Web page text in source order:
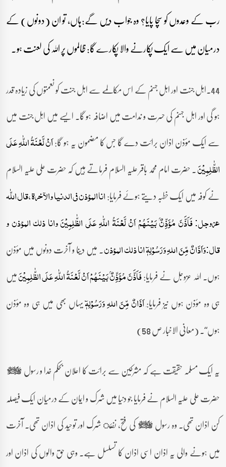
رب کے وعدوں کو سچا پایا؟ وہ جواب دیں گے:ہاں، تو ان (دونوں) کے
درمیان میں سے ایک پکارنے والا پکارے گا: ظالموں پر اللہ کی لعنت ہو۔
44۔اہل جنت اور اہل جہنم کے اس مکالمے سے اہل جنت کو نعمتوں کی زیادہ قدر
ہو گی اور اہل جہنم کی حسرت و ندامت میں اضافہ ہو گا۔ ایسے میں اہل جنت میں
سے ایک مؤذن اذان برائت دے گا جس کا مضمون یہ ہو گا:اَنۡ لَّعۡنَۃُ اللّٰہِ عَلَی
الظّٰلِمِیۡنَ۔ حضرت امام محمد باقر علیہ السلام فرماتے ہیں کہ حضرت علی علیہ السلام
نے کوفہ میں ایک خطبہ دیتے ہوئے فرمایا:انا المؤذن فی الدنیا والآخرۃ، قال اللّٰہ
عزوجل: فَاَذَّنَ مُؤَذِّنٌۢ بَیۡنَہُمۡ اَنۡ لَّعۡنَۃُ اللّٰہِ عَلَی الظّٰلِمِیۡنَ وانا ذلک المؤذن و
قال:وَاَذَانٌ مِّنَ اللہِ وَرَسُوْلِہٖٓ انا ذلک المؤذن۔ میں دینا و آخرت دونوں میں مؤذن
ہوں۔ اللہ عزوجل نے فرمایا:فَاَذَّنَ مُؤَذِّنٌۢ بَیۡنَہُمۡ اَنۡ لَّعۡنَۃُ اللّٰہِ عَلَی الظّٰلِمِیۡنَمیں
ہی وہ مؤذن ہوں نیز فرمایا:َاَذَانٌ مِّنَ اللہِ وَرَسُوْلِہٖٓیہاں بھی میں ہی وہ مؤذن
ہوں“۔ (معانی الاخبار ص 58)
یہ ایک مسلمہ حقیقت ہے کہ مشرکین سے برائت کا اعلان بحکم خدا و رسول صلى‌الله‌عليه‌وآله‌وسلم
حضرت علی علیہ السلام نے فرمایا جو دنیا میں شرک و ایمان کے درمیان ایک فیصلہ
کن اذان تھی۔ وہ رسول صلى‌الله‌عليه‌وآله‌وسلمکی فتح، نفئ شرک اور توحید کی اذان تھی۔ آخرت
میں ہونے والی یہ اذان اسی اذان کا تسلسل ہے۔ وہی حق والوں کی اذان اور